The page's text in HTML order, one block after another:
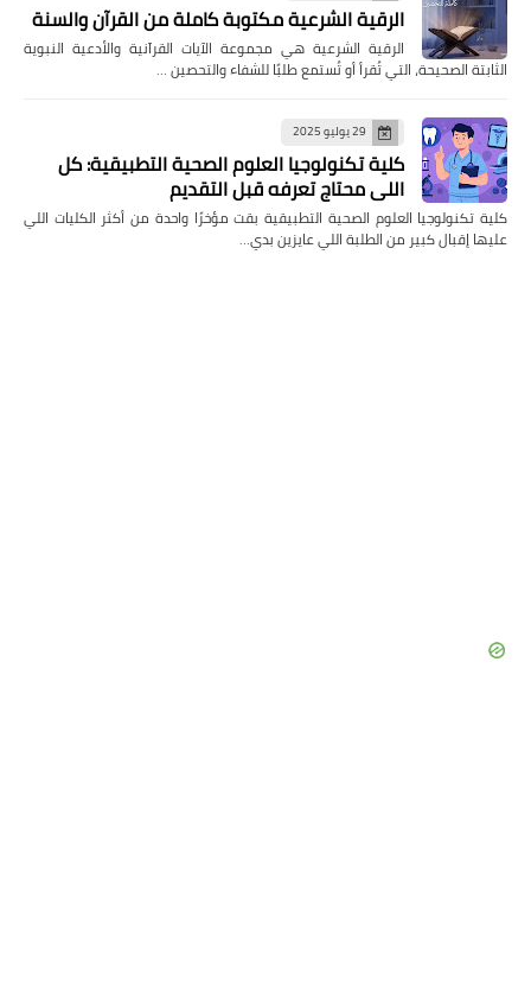
الرقية الشرعية مكتوبة كاملة من القرآن والسنة
الرقية الشرعية هي مجموعة الآيات القرآنية والأدعية النبوية
الثابتة الصحيحة، التي تُقرأ أو تُستمع طلبًا للشفاء والتحصين …
29 يوليو 2025
كلية تكنولوجيا العلوم الصحية التطبيقية: كل
اللي محتاج تعرفه قبل التقديم
كلية تكنولوجيا العلوم الصحية التطبيقية بقت مؤخرًا واحدة من أكثر الكليات اللي
عليها إقبال كبير من الطلبة اللي عايزين بدي…